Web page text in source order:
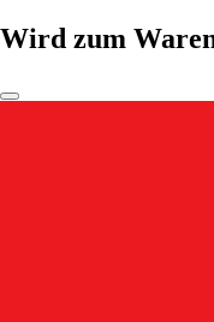
Wird zum